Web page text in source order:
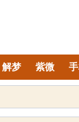
解梦 紫微